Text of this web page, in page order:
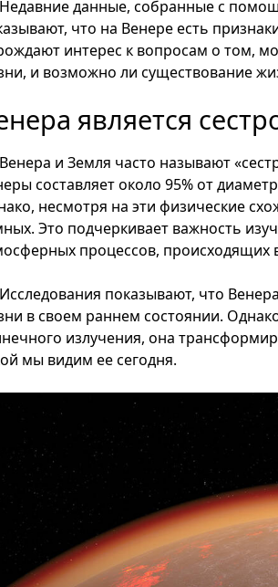
Недавние данные, собранные с
что на Венере есть
интерес к вопросам о том,
и возможно ли существование
является
Венера и Земля часто называют
составляет около 95% от
несмотря на эти физические
Это подчеркивает важность
процессов, происходящих
Исследования показывают, что
в своем раннем состоянии.
излучения, она
мы видим ее сегодня.